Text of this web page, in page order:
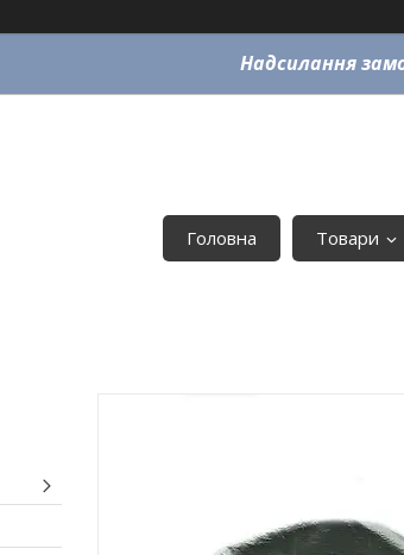
Надсилання
Головна Товари